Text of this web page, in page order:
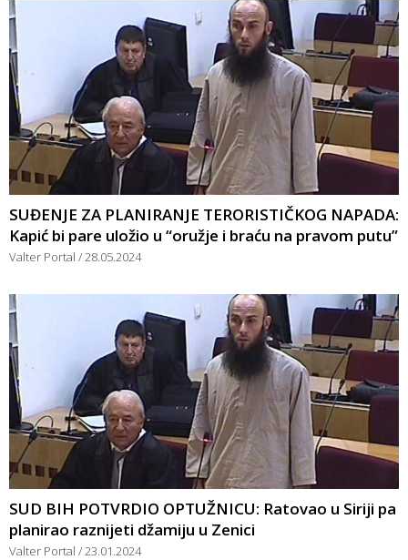
SUĐENJE ZA PLANIRANJE TERORISTIČKOG NAPADA:
Kapić bi pare uložio u “oružje i braću na pravom putu”
Valter Portal 28.05.2024
SUD BIH POTVRDIO OPTUŽNICU: Ratovao u Siriji pa
planirao raznijeti džamiju u Zenici
Valter Portal 23.01.2024